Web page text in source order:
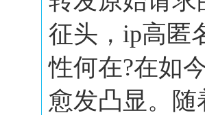
征头，ip高匿
性何在?在如
愈发凸显。